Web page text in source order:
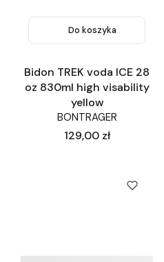
Do koszyka
Bidon TREK voda ICE 28
oz 830ml high visability
yellow
BONTRAGER
Cena
129,00 zł